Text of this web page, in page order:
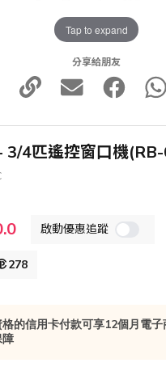
Tap to expand
分享給朋友
3/4匹遙控窗口機(RB-
啟動優惠追蹤
278
的信用卡付款可享12個月電子